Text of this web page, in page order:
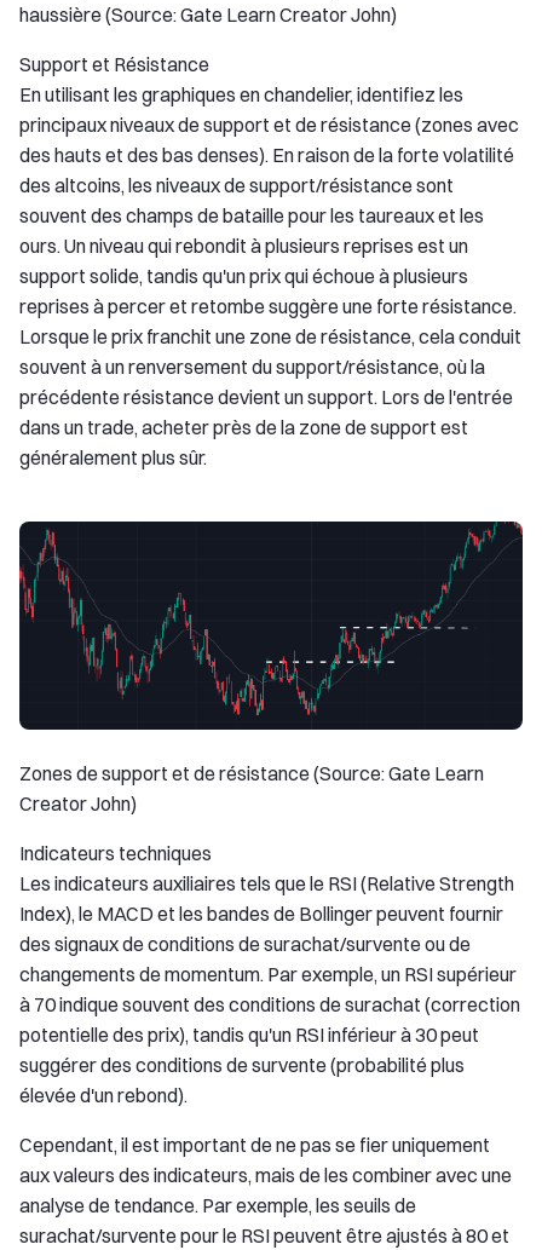
haussière (Source: Gate Learn Creator John)
Support et Résistance
En utilisant les graphiques en chandelier, identifiez les
principaux niveaux de support et de résistance (zones avec
des hauts et des bas denses). En raison de la forte volatilité
des altcoins, les niveaux de support/résistance sont
souvent des champs de bataille pour les taureaux et les
ours. Un niveau qui rebondit à plusieurs reprises est un
support solide, tandis qu'un prix qui échoue à plusieurs
reprises à percer et retombe suggère une forte résistance.
Lorsque le prix franchit une zone de résistance, cela conduit
souvent à un renversement du support/résistance, où la
précédente résistance devient un support. Lors de l'entrée
dans un trade, acheter près de la zone de support est
généralement plus sûr.
Zones de support et de résistance (Source: Gate Learn
Creator John)
Indicateurs techniques
Les indicateurs auxiliaires tels que le RSI (Relative Strength
Index), le MACD et les bandes de Bollinger peuvent fournir
des signaux de conditions de surachat/survente ou de
changements de momentum. Par exemple, un RSI supérieur
à 70 indique souvent des conditions de surachat (correction
potentielle des prix), tandis qu'un RSI inférieur à 30 peut
suggérer des conditions de survente (probabilité plus
élevée d'un rebond).
Cependant, il est important de ne pas se fier uniquement
aux valeurs des indicateurs, mais de les combiner avec une
analyse de tendance. Par exemple, les seuils de
surachat/survente pour le RSI peuvent être ajustés à 80 et